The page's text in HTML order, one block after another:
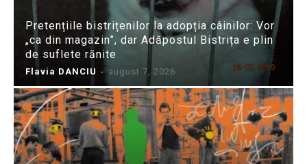
Pretențiile bistrițenilor la adopția câinilor: Vor
„ca din magazin”, dar Adăpostul Bistrița e plin
de suflete rănite
Flavia DANCIU - august 7, 2026